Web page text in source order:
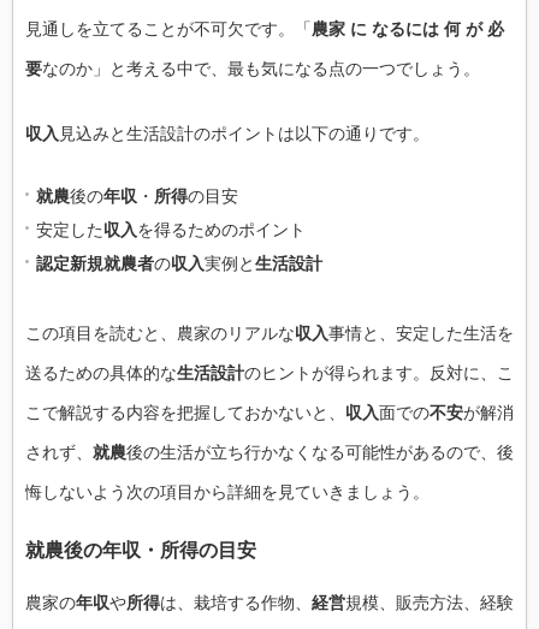
見通しを立てることが不可欠です。「農家 に なるには 何 が 必
要なのか」と考える中で、最も気になる点の一つでしょう。
収入 見込みと生活設計のポイントは以下の通りです。
就農後の年収 ・ 所得の目安
安定した収入を得るためのポイント
認定新規就農者の収入実例と生活設計
この項目を読むと、農家のリアルな収入事情と、安定した生活を
送るための具体的な生活設計のヒントが得られます。反対に、こ
こで解説する内容を把握しておかないと、 収入面での不安が解消
されず、 就農後の生活が立ち行かなくなる可能性があるので、後
悔しないよう次の項目から詳細を見ていきましょう。
就農後の年収・所得の目安
農家の年収や所得は、栽培する作物、 経営規模、販売方法、経験